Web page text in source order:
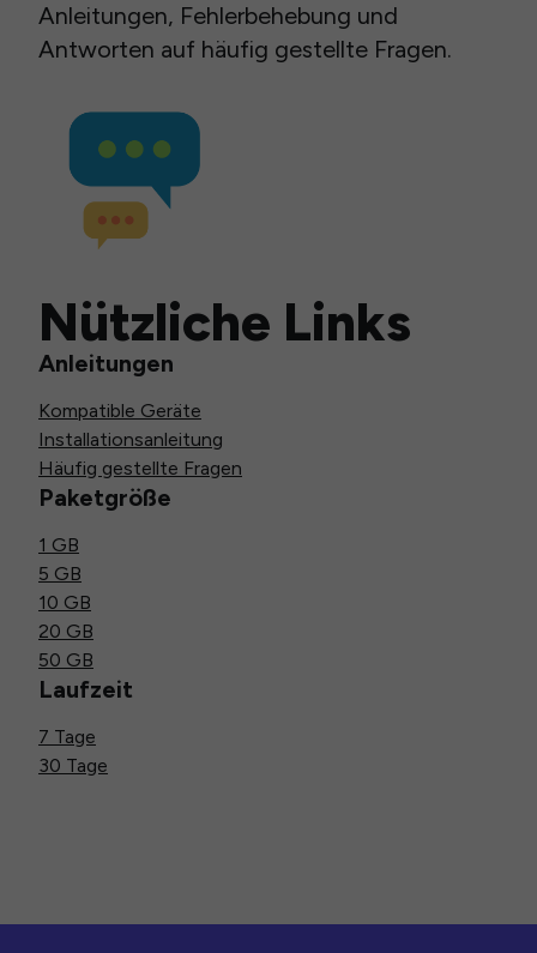
Anleitungen, Fehlerbehebung und
Antworten auf häufig gestellte Fragen.
Nützliche Links
Anleitungen
Kompatible Geräte
Installationsanleitung
Häufig gestellte Fragen
Paketgröße
1 GB
5 GB
10 GB
20 GB
50 GB
Laufzeit
7 Tage
30 Tage